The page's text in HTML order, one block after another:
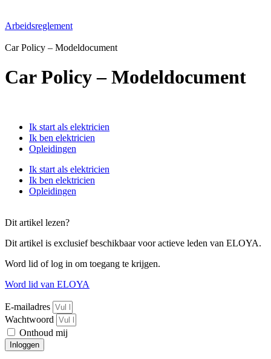
Arbeidsreglement
Car Policy – Modeldocument
Car Policy – Modeldocument
Ik start als elektricien
Ik ben elektricien
Opleidingen
Ik start als elektricien
Ik ben elektricien
Opleidingen
Dit artikel lezen?
Dit artikel is exclusief beschikbaar voor actieve leden van ELOYA.
Word lid of log in om toegang te krijgen.
Word lid van ELOYA
E-mailadres
Wachtwoord
Onthoud mij
Inloggen